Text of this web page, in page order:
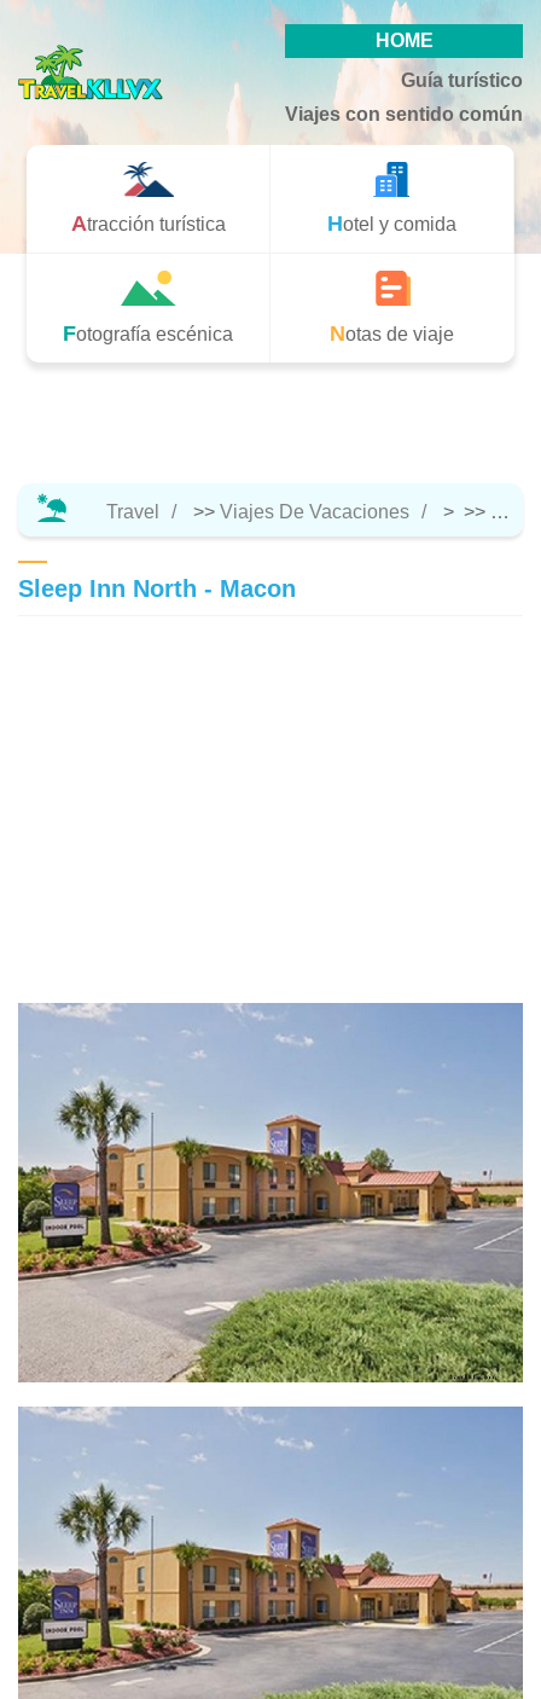
HOME
Guía turístico
Viajes con sentido común
Atracción turística Hotel y comida
Fotografía escénica Notas de viaje
Travel >> Viajes De Vacaciones > >>
Sleep Inn North - Macon